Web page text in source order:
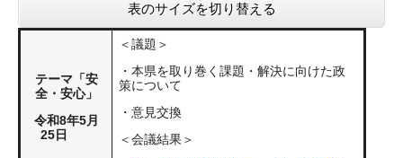
表のサイズを切り替える
テーマ「安
全・安心」
令和8年5月
25日
＜議題＞
・本県を取り巻く課題・解決に向けた政
策について
・意見交換
＜会議結果＞